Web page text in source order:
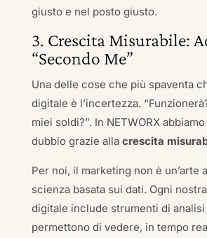
giusto e nel posto giusto.
3. Crescita Misurabile:
“Secondo Me”
Una delle cose che più spaventa
digitale è l’incertezza.
miei soldi?”. In NETWORX
dubbio grazie alla crescita
Per noi, il marketing non è un’arte
scienza basata sui dati. Ogni
digitale include strumenti di
permettono di vedere, in tempo